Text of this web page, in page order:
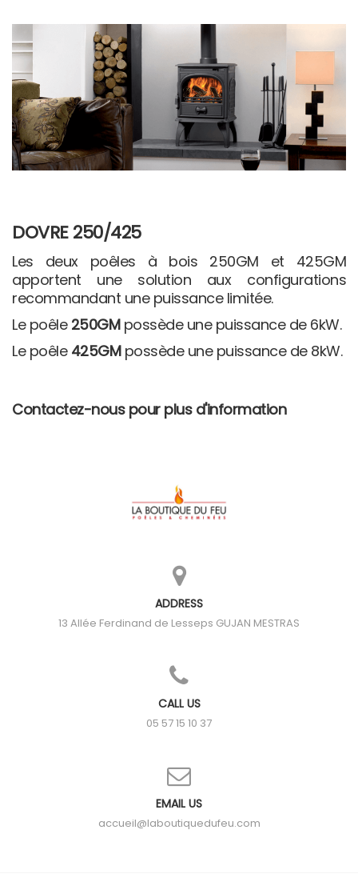
DOVRE 250/425
Les deux poêles à bois 250GM et 425GM
apportent une solution aux configurations
recommandant une puissance limitée.
Le poêle 250GM possède une puissance de 6kW.
Le poêle 425GM possède une puissance de 8kW.
Contactez-nous pour plus d'information
ADDRESS
13 Allée Ferdinand de Lesseps GUJAN MESTRAS
CALL US
05 57 15 10 37
EMAIL US
accueil@laboutiquedufeu.com